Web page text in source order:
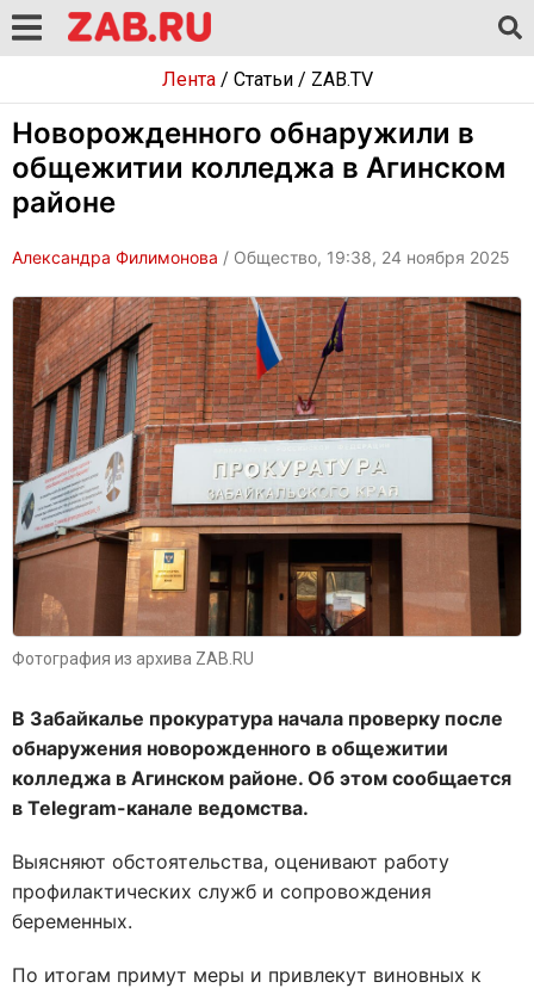
Лента/ Статьи/ ZAB.TV
Новорожденного обнаружили в
общежитии колледжа в Агинском
районе
Александра Филимонова / Общество, 19:38, 24 ноября 2025
Фотография из архива ZAB.RU
В Забайкалье прокуратура начала проверку после
обнаружения новорожденного в общежитии
колледжа в Агинском районе. Об этом сообщается
в Telegram-канале ведомства.
Выясняют обстоятельства, оценивают работу
профилактических служб и сопровождения
беременных.
По итогам примут меры и привлекут виновных к